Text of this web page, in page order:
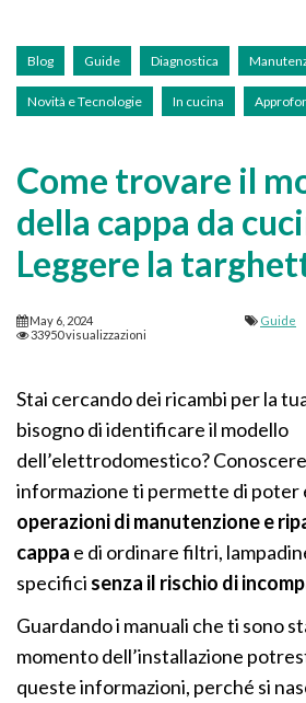
Blog Guide Diagnostica
Novità e Tecnologie In cucina
Come trovare il
della cappa da
Leggere la
May 6, 2024
Guide
33950 visualizzazioni
Stai cercando dei ricambi per la
bisogno di identificare il modello
dell’elettrodomestico?
informazione ti permette di poter
operazioni di manutenzione e
cappa e di ordinare filtri,
specifici senza il rischio di
Guardando i manuali che ti sono
momento dell’installazione
queste informazioni, perché si